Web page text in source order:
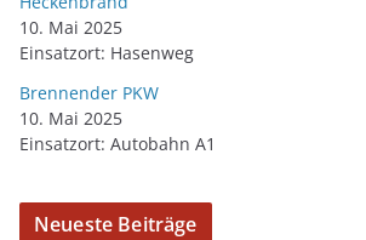
10. Mai 2025
Einsatzort: Hasenweg
Brennender PKW
10. Mai 2025
Einsatzort: Autobahn A1
Neueste Beiträge